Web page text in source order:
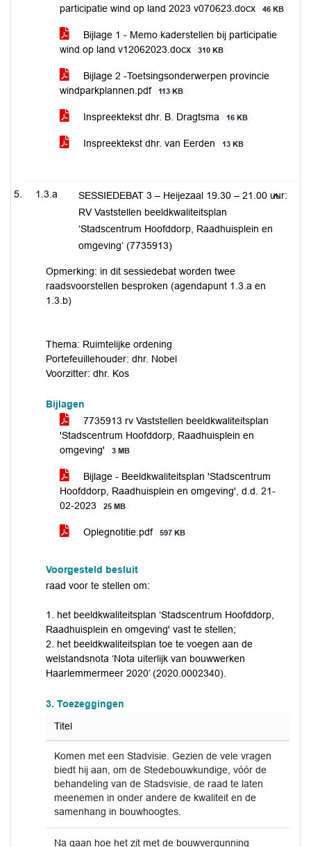
participatie wind op land 2023 v070623.docx
46 KB
Bijlage 1 - Memo kaderstellen bij participatie
wind op land v12062023.docx
310 KB
Bijlage 2 -Toetsingsonderwerpen provincie
windparkplannen.pdf
113 KB
Inspreektekst dhr. B. Dragtsma 16 KB
Inspreektekst dhr. van Eerden 13 KB
1.3.a
SESSIEDEBAT 3 – Heijezaal 19.30 – 21.00 uur:
RV Vaststellen beeldkwaliteitsplan
‘Stadscentrum Hoofddorp, Raadhuisplein en
omgeving’ (7735913)
Opmerking: in dit sessiedebat worden twee
raadsvoorstellen besproken (agendapunt 1.3.a en
1.3.b)
Thema: Ruimtelijke ordening
Portefeuillehouder: dhr. Nobel
Voorzitter: dhr. Kos
Bijlagen
7735913 rv Vaststellen beeldkwaliteitsplan
'Stadscentrum Hoofddorp, Raadhuisplein en
omgeving'
3 MB
Bijlage - Beeldkwaliteitsplan 'Stadscentrum
Hoofddorp, Raadhuisplein en omgeving', d.d. 21-
02-2023
25 MB
Oplegnotitie.pdf 597 KB
Voorgesteld besluit
raad voor te stellen om:
1. het beeldkwaliteitsplan ‘Stadscentrum Hoofddorp,
Raadhuisplein en omgeving' vast te stellen;
2. het beeldkwaliteitsplan toe te voegen aan de
welstandsnota ‘Nota uiterlijk van bouwwerken
Haarlemmermeer 2020’ (2020.0002340).
3. Toezeggingen
Titel
Komen met een Stadvisie. Gezien de vele vragen
biedt hij aan, om de Stedebouwkundige, vóór de
behandeling van de Stadsvisie, de raad te laten
meenemen in onder andere de kwaliteit en de
samenhang in bouwhoogtes.
Na gaan hoe het zit met de bouwvergunning